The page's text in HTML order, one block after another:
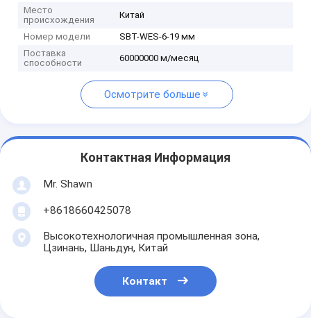
Место
происхождения
Китай
Номер модели
SBT-WES-6-19 мм
Поставка
способности
60000000 м/месяц
Осмотрите больше
Контактная Информация
Mr. Shawn
+8618660425078
Высокотехнологичная промышленная зона,
Цзинань, Шаньдун, Китай
Контакт